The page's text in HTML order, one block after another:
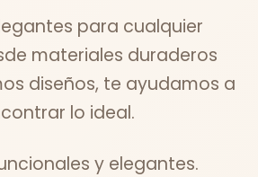
para cualquier
materiales duraderos
diseños, te ayudamos a
lo ideal.
y elegantes.